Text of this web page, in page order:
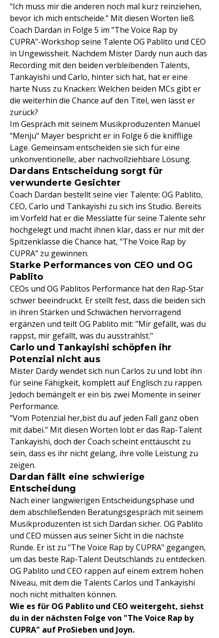
"Ich muss mir die anderen noch mal kurz reinziehen,
bevor ich mich entscheide." Mit diesen Worten ließ
Coach Dardan in Folge 5 im "The Voice Rap by
CUPRA"-Workshop seine Talente OG Pablito und CEO
in Ungewissheit. Nachdem Mister Dardy nun auch das
Recording mit den beiden verbleibenden Talents,
Tankayishi und Carlo, hinter sich hat, hat er eine
harte Nuss zu Knacken: Welchen beiden MCs gibt er
die weiterhin die Chance auf den Titel, wen lässt er
zurück?
Im Gespräch mit seinem Musikproduzenten Manuel
"Menju" Mayer bespricht er in Folge 6 die knifflige
Lage. Gemeinsam entscheiden sie sich für eine
unkonventionelle, aber nachvollziehbare Lösung.
Dardans Entscheidung sorgt für
verwunderte Gesichter
Coach Dardan bestellt seine vier Talente: OG Pablito,
CEO, Carlo und Tankayishi zu sich ins Studio. Bereits
im Vorfeld hat er die Messlatte für seine Talente sehr
hochgelegt und macht ihnen klar, dass er nur mit der
Spitzenklasse die Chance hat, "The Voice Rap by
CUPRA" zu gewinnen.
Starke Performances von CEO und OG
Pablito
CEOs und OG Pablitos Performance hat den Rap-Star
schwer beeindruckt. Er stellt fest, dass die beiden sich
in ihren Stärken und Schwächen hervorragend
ergänzen und teilt OG Pablito mit: "Mir gefällt, was du
rappst, mir gefällt, was du ausstrahlst."
Carlo und Tankayishi schöpfen ihr
Potenzial nicht aus
Mister Dardy wendet sich nun Carlos zu und lobt ihn
für seine Fähigkeit, komplett auf Englisch zu rappen.
Jedoch bemängelt er ein bis zwei Momente in seiner
Performance.
"Vom Potenzial her,bist du auf jeden Fall ganz oben
mit dabei." Mit diesen Worten lobt er das Rap-Talent
Tankayishi, doch der Coach scheint enttäuscht zu
sein, dass es ihr nicht gelang, ihre volle Leistung zu
zeigen.
Dardan fällt eine schwierige
Entscheidung
Nach einer langwierigen Entscheidungsphase und
dem abschließenden Beratungsgespräch mit seinem
Musikproduzenten ist sich Dardan sicher. OG Pablito
und CEO müssen aus seiner Sicht in die nächste
Runde. Er ist zu "The Voice Rap by CUPRA" gegangen,
um das beste Rap-Talent Deutschlands zu entdecken.
OG Pablito und CEO rappen auf einem extrem hohen
Niveau, mit dem die Talents Carlos und Tankayishi
noch nicht mithalten können.
Wie es für OG Pablito und CEO weitergeht, siehst
du in der nächsten Folge von "The Voice Rap by
CUPRA" auf ProSieben und Joyn.